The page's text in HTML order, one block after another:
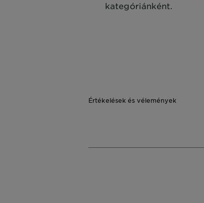
kategóriánként.
Értékelések és vélemények